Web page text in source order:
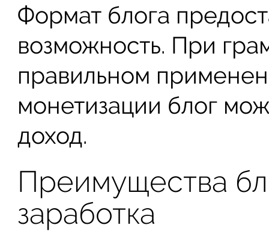
Формат блога
возможность. При
правильном
монетизации блог
доход.
Преимущества
заработка